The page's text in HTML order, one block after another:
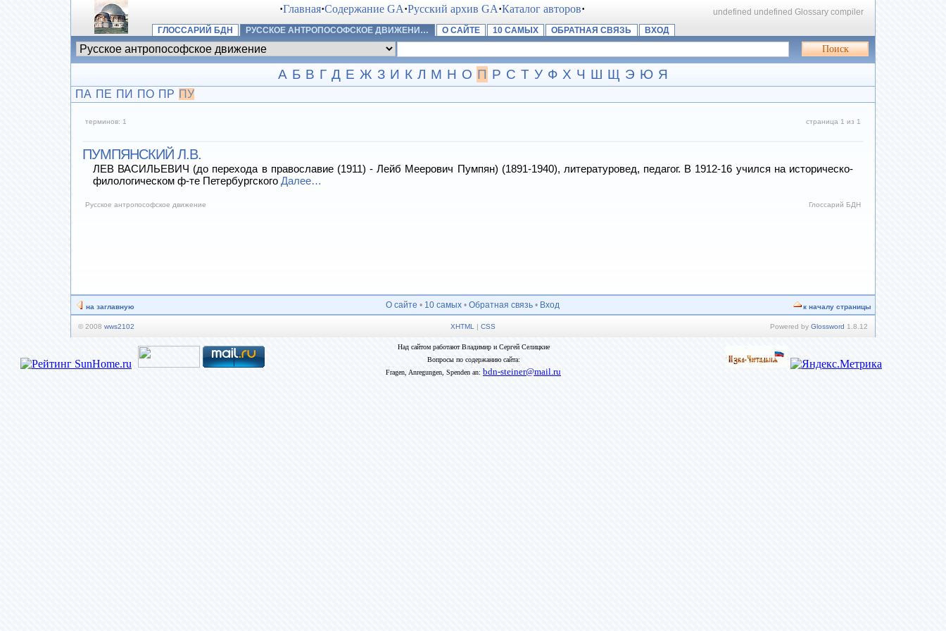
·Главная·Содержание GA·Русский архив GA·Каталог авторов· undefined undefined Glossary compiler
ГЛОССАРИЙ БДН
РУССКОЕ АНТРОПОСОФСКОЕ ДВИЖЕНИ… О САЙТЕ 10 САМЫХ ОБРАТНАЯ СВЯЗЬ ВХОД
А Б В Г Д Е Ж З И К Л М Н О П Р С Т У Ф Х Ч Ш Щ Э Ю Я
ПА ПЕ ПИ ПО ПР ПУ
терминов: 1 страница 1 из 1
ПУМПЯНСКИЙ Л.В.
ЛЕВ ВАСИЛЬЕВИЧ (до перехода в православие (1911) - Лейб Меерович Пумпян) (1891-1940), литературовед, педагог. В 1912-16 учился на историческо-
филологическом ф-те Петербургского Далее…
Русское антропософское движение Глоссарий БДН
на заглавную О сайте • 10 самых •Обратная связь • Вход к началу страницы
© 2008 wws2102 XHTML | CSS Powered by Glossword 1.8.12
Над сайтом работают Владимир и Сергей Селицкие
Вопросы по содержанию сайта:
Fragen, Anregungen, Spenden an:bdn-steiner@mail.ru